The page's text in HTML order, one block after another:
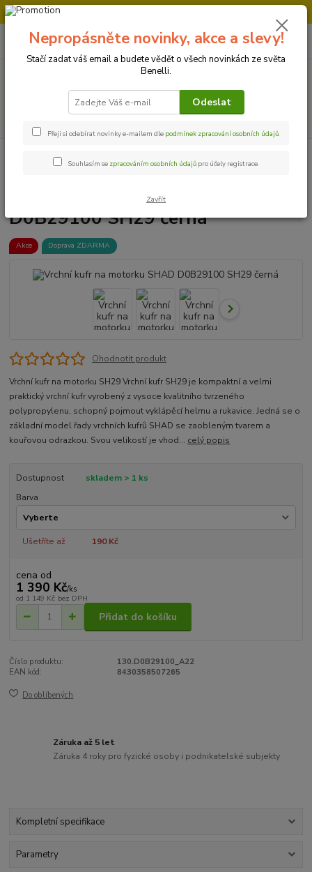
+420 728 500 481
Po-Pá 8:00 - 17:00
0
za0 Kč
Vrchní kufr na motorku SHAD
D0B29100 SH29 černá
Akce Doprava ZDARMA
Ohodnotit produkt
Vrchní kufr na motorku SH29 Vrchní kufr SH29 je kompaktní a velmi
praktický vrchní kufr vyrobený z vysoce kvalitního tvrzeného
polypropylenu, schopný pojmout vyklápěcí helmu a rukavice. Jedná se o
základní model řady vrchních kufrů SHAD se zaobleným tvarem a
kouřovou odrazkou. Svou velikostí je vhod... celý popis
Dostupnost
skladem > 1 ks
Barva
Ušetříte až 190 Kč
cena od
1 390 Kč/ks
od 1 149 Kč bez DPH
Přidat do košíku
Číslo produktu:
130.D0B29100_A22
EAN kód:
8430358507265
Do oblíbených
Záruka až 5 let
Záruka 4 roky pro fyzické osoby i podnikatelské subjekty
Kompletní specifikace
Parametry
Nepropásněte novinky, akce a slevy!
Stačí zadat váš email a budete vědět o všech novinkách ze světa
Benelli.
Odeslat
Přeji si odebírat novinky e-mailem dle podmínek zpracování osobních údajů.
Souhlasím se zpracováním osobních údajů pro účely registrace.
Zavřít